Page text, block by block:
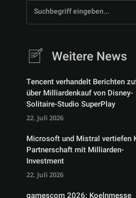
Suchbegriff eingeben...
Weitere News
Tencent verhandelt Berichten
über Milliardenkauf von Disney-
Solitaire-Studio SuperPlay
22. Juli 2026
Microsoft und Mistral vertiefen
Partnerschaft mit Milliarden-
Investment
22. Juli 2026
gamescom 2026: Koelnmesse